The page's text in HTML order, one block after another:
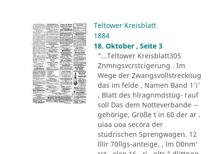
Teltower Kreisblatt
1884
18. Oktober , Seite 3
"...Teltower Kreisblatt305
Znmngsvcrstcigerung . Im
Wege der Zwangsvollstrecknug
das im felde , Namen Band 1'i'
, Blatt des hlragnmdstüg- rauf
soll Das dem Notteverbande --
gehörige, Größe t in 60 der ar .
uiaa uoa secöra der
studrischen Sprengwagen. 12
lllir 70llgs-anteige. , lm D0nm'